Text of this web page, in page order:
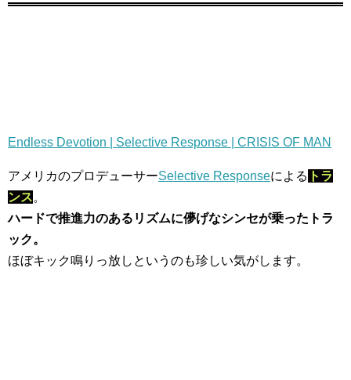
Endless Devotion | Selective Response | CRISIS OF MAN
アメリカのプロデューサーSelective Responseによる トラ
ンス。
ハードで推進力のあるリズムに儚げなシンセが乗ったトラ
ック。
ほぼキック鳴りっ放しというのも珍しい気がします。